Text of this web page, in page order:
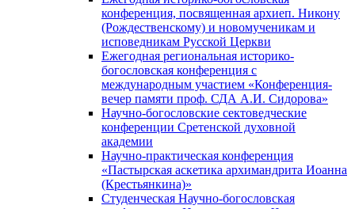
конференция, посвященная архиеп. Никону
(Рождественскому) и новомученикам и
исповедникам Русской Церкви
Ежегодная региональная историко-
богословская конференция с
международным участием «Конференция-
вечер памяти проф. СДА А.И. Сидорова»
Научно-богословские сектоведческие
конференции Сретенской духовной
академии
Научно-практическая конференция
«Пастырская аскетика архимандрита Иоанна
(Крестьянкина)»
Студенческая Научно-богословская